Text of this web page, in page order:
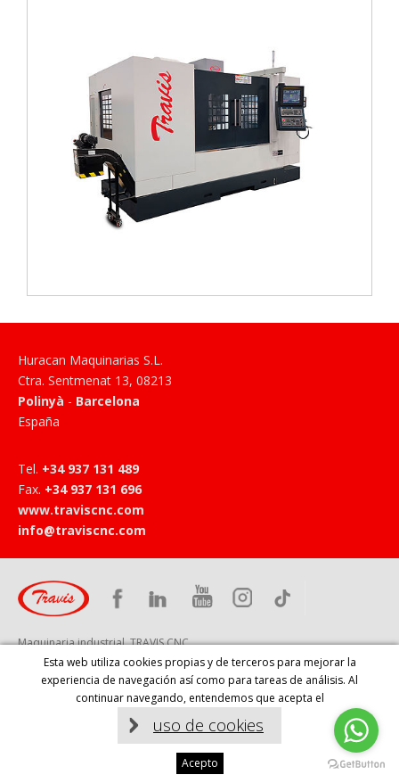
Huracan Maquinarias S.L.
Ctra. Sentmenat 13, 08213
Polinyà - Barcelona
España
Tel. +34 937 131 489
Fax. +34 937 131 696
www.traviscnc.com
info@traviscnc.com
Maquinaria industrial, TRAVIS CNC
PRODUCTOS EMPRESA SERVICIOS
ACTUALIDAD
EVENTOS AVISO LEGAL
Esta web utiliza cookies propias y de terceros para mejorar la
experiencia de navegación así como para tareas de análisis. Al
continuar navegando, entendemos que acepta el
uso de cookies
Acepto